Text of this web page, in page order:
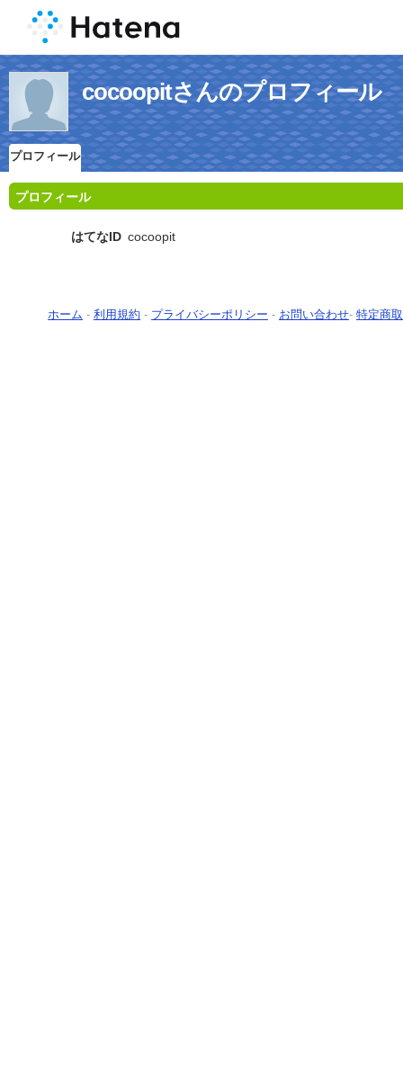
cocoopitさんのプロフィール
プロフィール
プロフィール
はてなID cocoopit
ホーム - 利用規約 - プライバシーポリシー - お問い合わせ- 特定商